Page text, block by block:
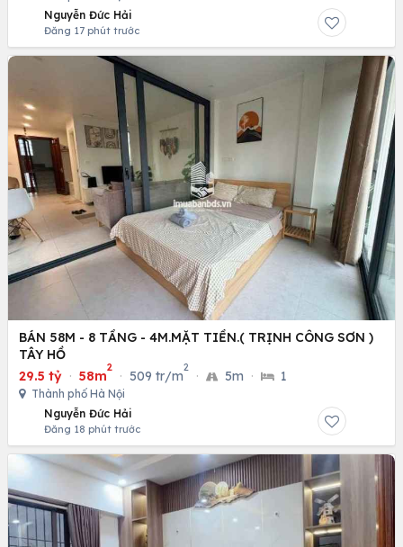
Nguyễn Đức Hải
Đăng 17 phút trước
BÁN 58M - 8 TẦNG - 4M.MẶT TIỀN.( TRỊNH CÔNG SƠN )
TÂY HỒ
29.5 tỷ · 58m
2
· 509 tr/m
2
· 5m · 1
Thành phố Hà Nội
Nguyễn Đức Hải
Đăng 18 phút trước